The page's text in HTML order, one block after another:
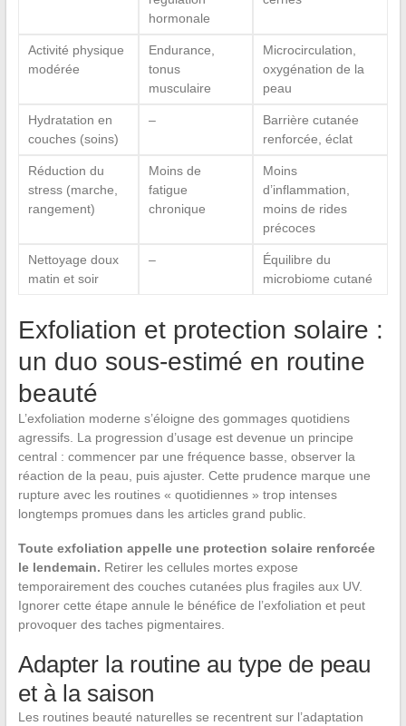
hormonale
Activité physique
modérée
Endurance,
tonus
musculaire
Microcirculation,
oxygénation de la
peau
Hydratation en
couches (soins)
–
Barrière cutanée
renforcée, éclat
Réduction du
stress (marche,
rangement)
Moins de
fatigue
chronique
Moins
d’inflammation,
moins de rides
précoces
Nettoyage doux
matin et soir
–
Équilibre du
microbiome cutané
Exfoliation et protection solaire :
un duo sous-estimé en routine
beauté
L’exfoliation moderne s’éloigne des gommages quotidiens
agressifs. La progression d’usage est devenue un principe
central : commencer par une fréquence basse, observer la
réaction de la peau, puis ajuster. Cette prudence marque une
rupture avec les routines « quotidiennes » trop intenses
longtemps promues dans les articles grand public.
Toute exfoliation appelle une protection solaire renforcée
le lendemain. Retirer les cellules mortes expose
temporairement des couches cutanées plus fragiles aux UV.
Ignorer cette étape annule le bénéfice de l’exfoliation et peut
provoquer des taches pigmentaires.
Adapter la routine au type de peau
et à la saison
Les routines beauté naturelles se recentrent sur l’adaptation